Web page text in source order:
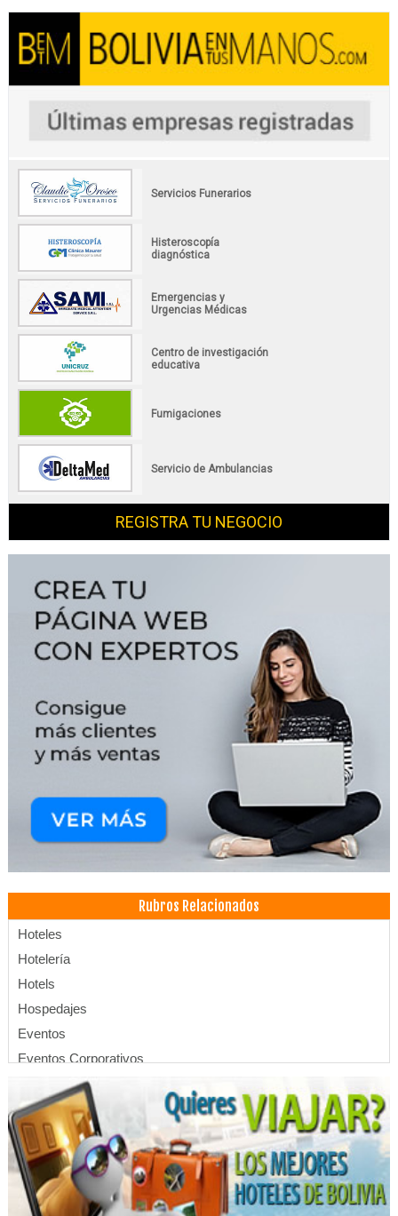
Servicios Funerarios
Histeroscopía
diagnóstica
Emergencias y
Urgencias Médicas
Centro de investigación
educativa
Fumigaciones
Servicio de Ambulancias
REGISTRA TU NEGOCIO
Rubros Relacionados
Hoteles
Hotelería
Hotels
Hospedajes
Eventos
Eventos Corporativos
Eventos Sociales
Organización de Congresos, Seminarios
Restaurantes
Servicios Empresariales